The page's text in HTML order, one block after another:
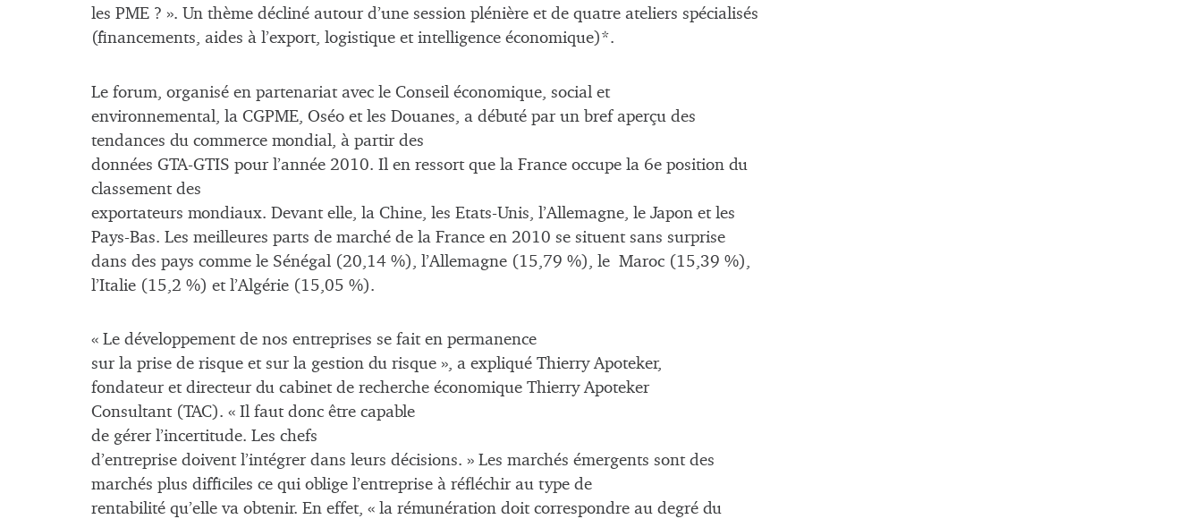
les PME ? ». Un thème décliné autour d’une session plénière et de quatre ateliers spécialisés
(financements, aides à l’export, logistique et intelligence économique)*.
Le forum, organisé en partenariat avec le Conseil économique, social et
environnemental, la CGPME, Oséo et les Douanes, a débuté par un bref aperçu des
tendances du commerce mondial, à partir des
données GTA-GTIS pour l’année 2010. Il en ressort que la France occupe la 6e position du
classement des
exportateurs mondiaux. Devant elle, la Chine, les Etats-Unis, l’Allemagne, le Japon et les
Pays-Bas. Les meilleures parts de marché de la France en 2010 se situent sans surprise
dans des pays comme le Sénégal (20,14 %), l’Allemagne (15,79 %), le Maroc (15,39 %),
l’Italie (15,2 %) et l’Algérie (15,05 %).
« Le développement de nos entreprises se fait en permanence
sur la prise de risque et sur la gestion du risque », a expliqué Thierry Apoteker,
fondateur et directeur du cabinet de recherche économique Thierry Apoteker
Consultant (TAC). « Il faut donc être capable
de gérer l’incertitude. Les chefs
d’entreprise doivent l’intégrer dans leurs décisions. » Les marchés émergents sont des
marchés plus difficiles ce qui oblige l’entreprise à réfléchir au type de
rentabilité qu’elle va obtenir. En effet, « la rémunération doit correspondre au degré du